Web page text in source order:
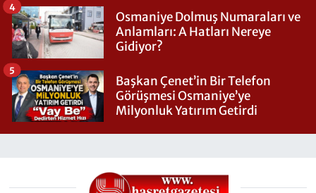
Osmaniye Dolmuş Numaraları ve
Anlamları: A Hatları Nereye
Gidiyor?
4
Başkan Çenet’in Bir Telefon
Görüşmesi Osmaniye’ye
Milyonluk Yatırım Getirdi
5